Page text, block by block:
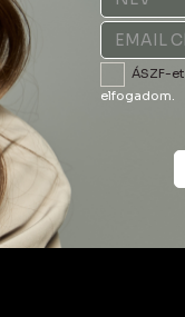
ÁSZF-et
elfogadom.